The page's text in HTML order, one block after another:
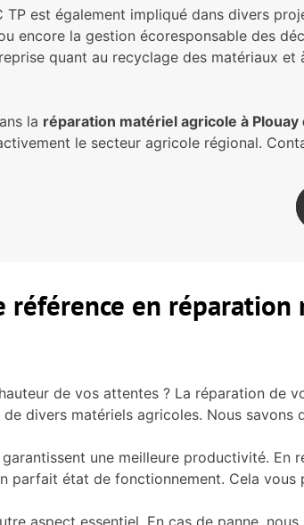
TP est également impliqué dans divers
encore la gestion écoresponsable des
quant au recyclage des matériaux
la réparation matériel agricole à Plouay
le secteur agricole régional.
référence en
de vos attentes ? La réparation de
divers matériels agricoles. Nous
une meilleure productivité.
parfait état de fonctionnement. Cela
aspect essentiel. En cas de panne,